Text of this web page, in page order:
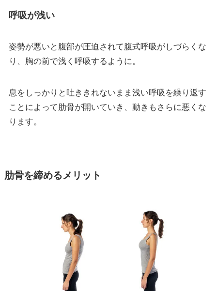
呼吸が浅い
姿勢が悪いと腹部が圧迫されて腹式呼吸がしづらくな
り、胸の前で浅く呼吸するように。
息をしっかりと吐ききれないまま浅い呼吸を繰り返す
ことによって肋骨が開いていき、動きもさらに悪くな
ります。
肋骨を締めるメリット